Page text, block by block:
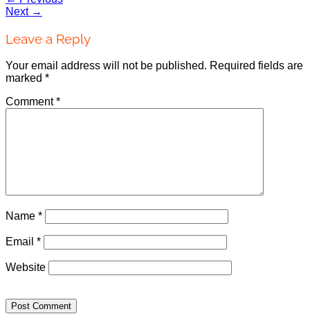
Next →
Leave a Reply
Your email address will not be published. Required fields are
marked *
Comment*
Name *
Email *
Website